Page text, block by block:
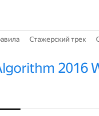
Стажерский трек
2016